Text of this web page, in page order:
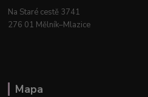
Na Staré cestě 3741
276 01 Mělník–Mlazice
Mapa